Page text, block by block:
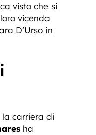
visto che si
vicenda
D’Urso in
carriera di
ha